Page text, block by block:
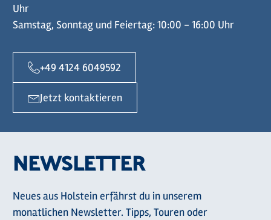
Uhr
Samstag, Sonntag und Feiertag: 10:00 - 16:00 Uhr
+49 4124 6049592
Jetzt kontaktieren
NEWSLETTER
Neues aus Holstein erfährst du in unserem
monatlichen Newsletter. Tipps, Touren oder